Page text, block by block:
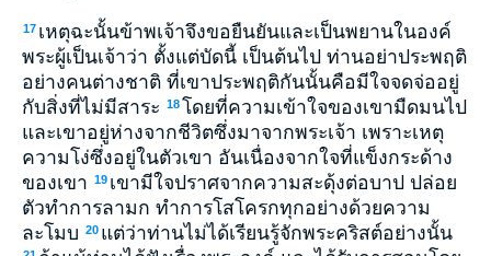
17 เหตุฉะนั้นข้าพเจ้าจึงขอยืนยันและเป็นพยานในองค์
พระผู้เป็นเจ้าว่า ตั้งแต่บัดนี้ เป็นต้นไป ท่านอย่าประพฤติ
อย่างคนต่างชาติ ที่เขาประพฤติกันนั้นคือมีใจจดจ่ออยู่
กับสิ่งที่ไม่มีสาระ 18โดยที่ความเข้าใจของเขามืดมนไป
และเขาอยู่ห่างจากชีวิตซึ่งมาจากพระเจ้า เพราะเหตุ
ความโง่ซึ่งอยู่ในตัวเขา อันเนื่องจากใจที่แข็งกระด้าง
ของเขา 19 เขามีใจปราศจากความสะดุ้งต่อบาป ปล่อย
ตัวทำการลามก ทำการโสโครกทุกอย่างด้วยความ
ละโมบ 20 แต่ว่าท่านไม่ได้เรียนรู้จักพระคริสต์อย่างนั้น